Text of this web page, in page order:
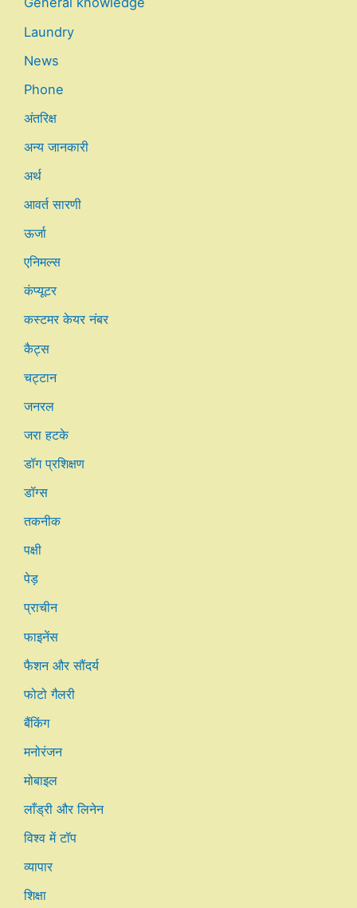
Laundry
News
Phone
अंतरिक्ष
अन्य जानकारी
अर्थ
आवर्त सारणी
ऊर्जा
एनिमल्स
कंप्यूटर
कस्टमर केयर नंबर
कैट्स
चट्टान
जनरल
जरा हटके
डॉग प्रशिक्षण
डॉग्स
तकनीक
पक्षी
पेड़
प्राचीन
फाइनेंस
फैशन और सौंदर्य
फोटो गैलरी
बैंकिंग
मनोरंजन
मोबाइल
लाँड्री और लिनेन
विश्व में टॉप
व्यापार
शिक्षा